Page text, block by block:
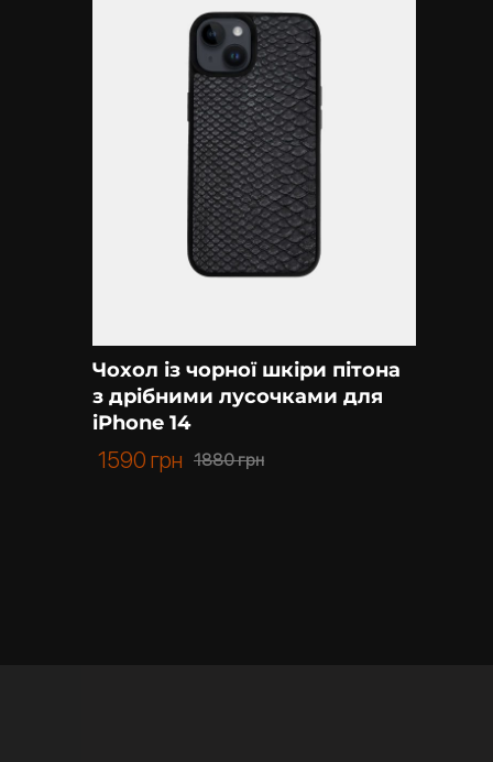
Чохол із чорної шкіри пітона
з дрібними лусочками для
iPhone 14
1880грн
1590 грн